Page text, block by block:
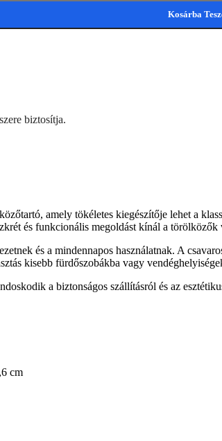
Kosárba
biztosítja.
amely tökéletes kiegészítője lehet a
és funkcionális megoldást kínál a
és a mindennapos használatnak. A
kisebb fürdőszobákba vagy
a biztonságos szállításról és az
cm